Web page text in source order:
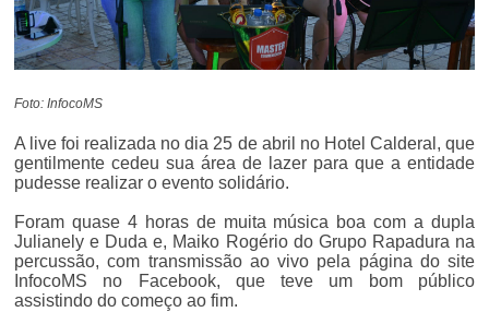
Foto: InfocoMS
A live foi realizada no dia 25 de abril no Hotel Calderal, que
gentilmente cedeu sua área de lazer para que a entidade
pudesse realizar o evento solidário.
Foram quase 4 horas de muita música boa com a dupla
Julianely e Duda e, Maiko Rogério do Grupo Rapadura na
percussão, com transmissão ao vivo pela página do site
InfocoMS no Facebook, que teve um bom público
assistindo do começo ao fim.